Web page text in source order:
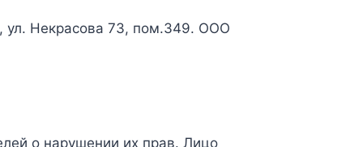
ул. Некрасова 73, пом.349. ООО
о нарушении их прав. Лицо